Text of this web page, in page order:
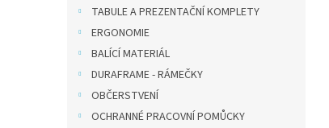
TABULE A PREZENTAČNÍ KOMPLETY
ERGONOMIE
BALÍCÍ MATERIÁL
DURAFRAME - RÁMEČKY
OBČERSTVENÍ
OCHRANNÉ PRACOVNÍ POMŮCKY